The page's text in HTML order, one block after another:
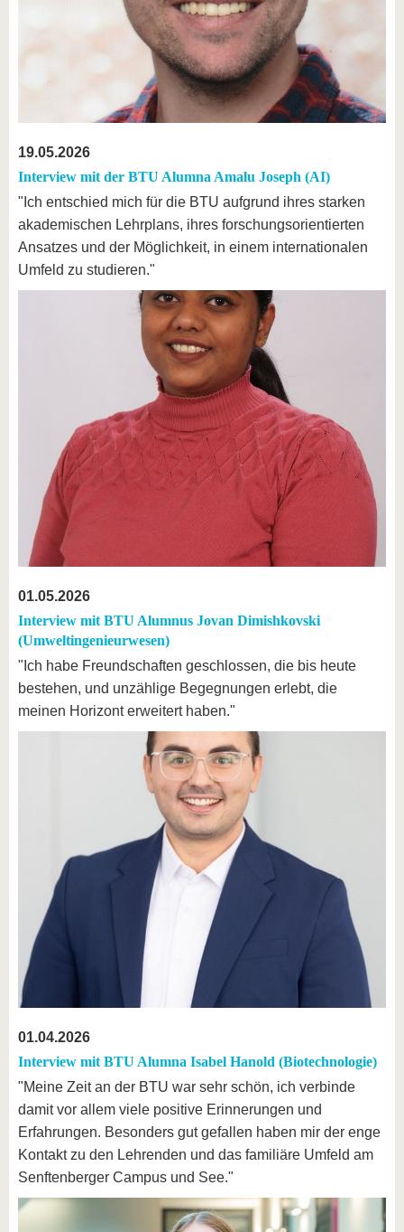
19.05.2026
Interview mit der BTU Alumna Amalu Joseph (AI)
"Ich entschied mich für die BTU aufgrund ihres starken
akademischen Lehrplans, ihres forschungsorientierten
Ansatzes und der Möglichkeit, in einem internationalen
Umfeld zu studieren."
01.05.2026
Interview mit BTU Alumnus Jovan Dimishkovski
(Umweltingenieurwesen)
"Ich habe Freundschaften geschlossen, die bis heute
bestehen, und unzählige Begegnungen erlebt, die
meinen Horizont erweitert haben."
01.04.2026
Interview mit BTU Alumna Isabel Hanold (Biotechnologie)
"Meine Zeit an der BTU war sehr schön, ich verbinde
damit vor allem viele positive Erinnerungen und
Erfahrungen. Besonders gut gefallen haben mir der enge
Kontakt zu den Lehrenden und das familiäre Umfeld am
Senftenberger Campus und See."